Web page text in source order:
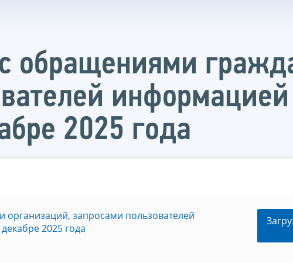
обращениями
2025 года
запросами пользователей
2025 года